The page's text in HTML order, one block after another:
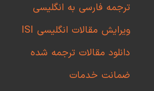
ترجمه فارسی به انگلیسی
ویرایش مقالات انگلیسی ISI
دانلود مقالات ترجمه شده
ضمانت خدمات